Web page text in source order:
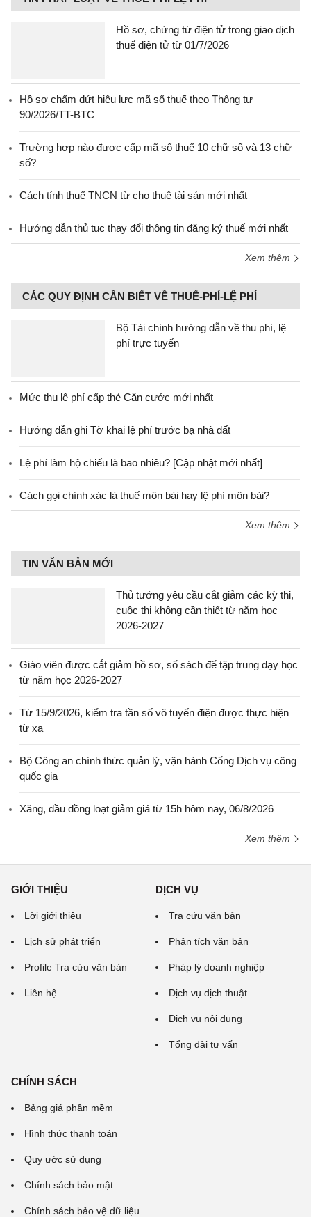
Hồ sơ, chứng từ điện tử trong giao dịch
thuế điện tử từ 01/7/2026
Hồ sơ chấm dứt hiệu lực mã số thuế theo Thông tư
90/2026/TT-BTC
Trường hợp nào được cấp mã số thuế 10 chữ số và 13 chữ
số?
Cách tính thuế TNCN từ cho thuê tài sản mới nhất
Hướng dẫn thủ tục thay đổi thông tin đăng ký thuế mới nhất
Xem thêm
CÁC QUY ĐỊNH CẦN BIẾT VỀ THUẾ-PHÍ-LỆ PHÍ
Bộ Tài chính hướng dẫn về thu phí, lệ
phí trực tuyến
Mức thu lệ phí cấp thẻ Căn cước mới nhất
Hướng dẫn ghi Tờ khai lệ phí trước bạ nhà đất
Lệ phí làm hộ chiếu là bao nhiêu? [Cập nhật mới nhất]
Cách gọi chính xác là thuế môn bài hay lệ phí môn bài?
Xem thêm
TIN VĂN BẢN MỚI
Thủ tướng yêu cầu cắt giảm các kỳ thi,
cuộc thi không cần thiết từ năm học
2026-2027
Giáo viên được cắt giảm hồ sơ, sổ sách để tập trung dạy học
từ năm học 2026-2027
Từ 15/9/2026, kiểm tra tần số vô tuyến điện được thực hiện
từ xa
Bộ Công an chính thức quản lý, vận hành Cổng Dịch vụ công
quốc gia
Xăng, dầu đồng loạt giảm giá từ 15h hôm nay, 06/8/2026
Xem thêm
GIỚI THIỆU
Lời giới thiệu
Lịch sử phát triển
Profile Tra cứu văn bản
Liên hệ
DỊCH VỤ
Tra cứu văn bản
Phân tích văn bản
Pháp lý doanh nghiệp
Dịch vụ dịch thuật
Dịch vụ nội dung
Tổng đài tư vấn
CHÍNH SÁCH
Bảng giá phần mềm
Hình thức thanh toán
Quy ước sử dụng
Chính sách bảo mật
Chính sách bảo vệ dữ liệu